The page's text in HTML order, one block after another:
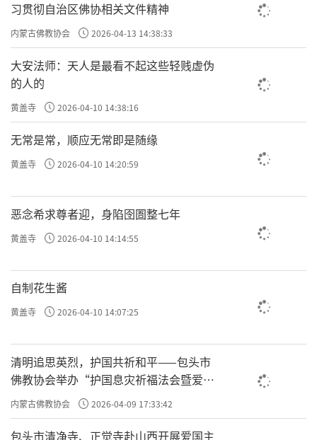
习贯彻自治区佛协相关文件精神
内蒙古佛教协会 2026-04-13 14:38:33
大安法师：天人是最看不起这些轻贱虚伪
的人的
黄盖寺 2026-04-10 14:38:16
无常是常，顺应无常即是随缘
黄盖寺 2026-04-10 14:20:59
恶念希求尊者迎，身陷囹圄整七年
黄盖寺 2026-04-10 14:14:55
自制花生酱
黄盖寺 2026-04-10 14:07:25
清明追思英烈，护国共祈和平——包头市
佛教协会举办“护国息灾祈福法会暨爱国
主义电影观影活动”
内蒙古佛教协会 2026-04-09 17:33:42
包头市清净寺、正觉寺赴山西开展爱国主